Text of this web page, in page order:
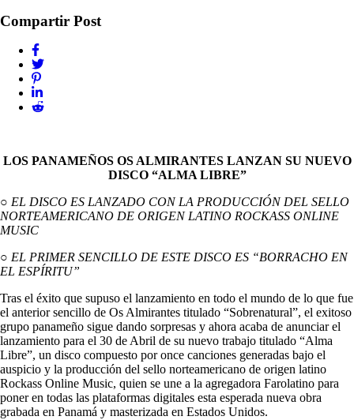
Compartir Post
LOS PANAMEÑOS OS ALMIRANTESLANZAN SU NUEVO
DISCO “ALMA LIBRE”
○ EL DISCO ES LANZADO CON LA PRODUCCIÓN DEL SELLO
NORTEAMERICANO DE ORIGEN LATINO ROCKASS ONLINE
MUSIC
○ EL PRIMER SENCILLO DE ESTE DISCO ES “BORRACHO EN
EL ESPÍRITU”
Tras el éxito que supuso el lanzamiento en todo el mundo de lo que fue
el anterior sencillo de Os Almirantes titulado “Sobrenatural”, el exitoso
grupo panameño sigue dando sorpresas y ahora acaba de anunciar el
lanzamiento para el 30 de Abril de su nuevo trabajo titulado “Alma
Libre”, un disco compuesto por once canciones generadas bajo el
auspicio y la producción del sello norteamericano de origen latino
Rockass Online Music, quien se une a la agregadora Farolatino para
poner en todas las plataformas digitales esta esperada nueva obra
grabada en Panamá y masterizada en Estados Unidos.